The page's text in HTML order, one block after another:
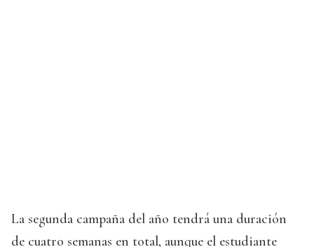
La segunda campaña del año tendrá una duración
de cuatro semanas en total, aunque el estudiante